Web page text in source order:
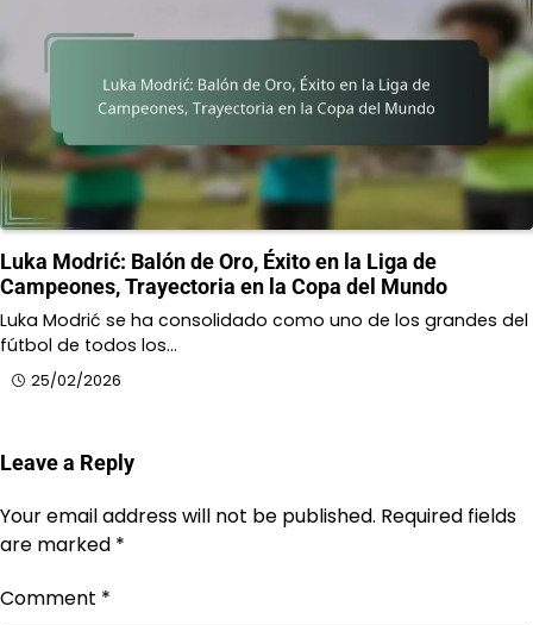
Luka Modrić: Balón de Oro, Éxito en la Liga de
Campeones, Trayectoria en la Copa del Mundo
Luka Modrić se ha consolidado como uno de los grandes del
fútbol de todos los…
25/02/2026
Leave a Reply
Your email address will not be published. Required fields
are marked *
Comment *